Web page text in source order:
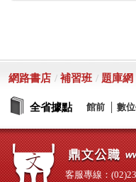
網路書店 /補習班 / 題庫網
全省據點 館前 │數
客服專線：